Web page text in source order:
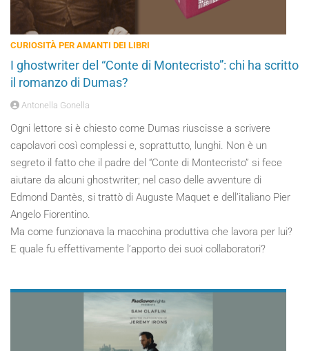
CURIOSITÀ PER AMANTI DEI LIBRI
I ghostwriter del “Conte di Montecristo”: chi ha scritto
il romanzo di Dumas?
Antonella Gonella
Ogni lettore si è chiesto come Dumas riuscisse a scrivere
capolavori così complessi e, soprattutto, lunghi. Non è un
segreto il fatto che il padre del “Conte di Montecristo” si fece
aiutare da alcuni ghostwriter; nel caso delle avventure di
Edmond Dantès, si trattò di Auguste Maquet e dell’italiano Pier
Angelo Fiorentino.
Ma come funzionava la macchina produttiva che lavora per lui?
E quale fu effettivamente l’apporto dei suoi collaboratori?